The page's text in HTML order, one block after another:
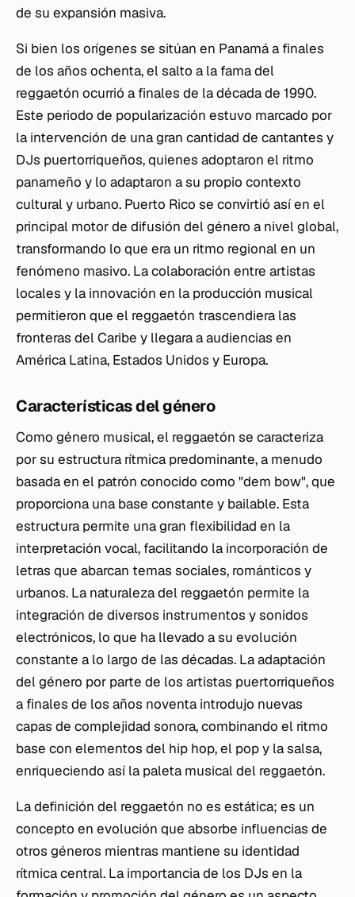
de su expansión masiva.
Si bien los orígenes se sitúan en Panamá a finales
de los años ochenta, el salto a la fama del
reggaetón ocurrió a finales de la década de 1990.
Este periodo de popularización estuvo marcado por
la intervención de una gran cantidad de cantantes y
DJs puertorriqueños, quienes adoptaron el ritmo
panameño y lo adaptaron a su propio contexto
cultural y urbano. Puerto Rico se convirtió así en el
principal motor de difusión del género a nivel global,
transformando lo que era un ritmo regional en un
fenómeno masivo. La colaboración entre artistas
locales y la innovación en la producción musical
permitieron que el reggaetón trascendiera las
fronteras del Caribe y llegara a audiencias en
América Latina, Estados Unidos y Europa.
Características del género
Como género musical, el reggaetón se caracteriza
por su estructura rítmica predominante, a menudo
basada en el patrón conocido como "dem bow", que
proporciona una base constante y bailable. Esta
estructura permite una gran flexibilidad en la
interpretación vocal, facilitando la incorporación de
letras que abarcan temas sociales, románticos y
urbanos. La naturaleza del reggaetón permite la
integración de diversos instrumentos y sonidos
electrónicos, lo que ha llevado a su evolución
constante a lo largo de las décadas. La adaptación
del género por parte de los artistas puertorriqueños
a finales de los años noventa introdujo nuevas
capas de complejidad sonora, combinando el ritmo
base con elementos del hip hop, el pop y la salsa,
enriqueciendo así la paleta musical del reggaetón.
La definición del reggaetón no es estática; es un
concepto en evolución que absorbe influencias de
otros géneros mientras mantiene su identidad
rítmica central. La importancia de los DJs en la